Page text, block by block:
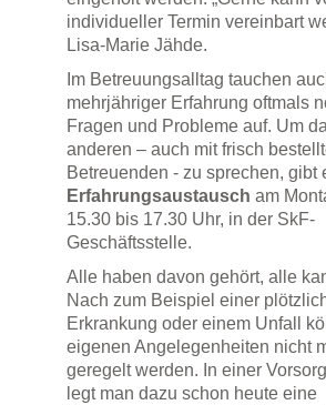
individueller Termin vereinbart
Lisa-Marie Jähde.
Im Betreuungsalltag tauchen
mehrjähriger Erfahrung oftmals
Fragen und Probleme auf. Um
anderen – auch mit frisch
Betreuenden - zu sprechen, gibt
Erfahrungsaustausch am
15.30 bis 17.30 Uhr, in der SkF-
Geschäftsstelle.
Alle haben davon gehört, alle
Nach zum Beispiel einer
Erkrankung oder einem Unfall
eigenen Angelegenheiten nicht
geregelt werden. In einer
legt man dazu schon heute eine